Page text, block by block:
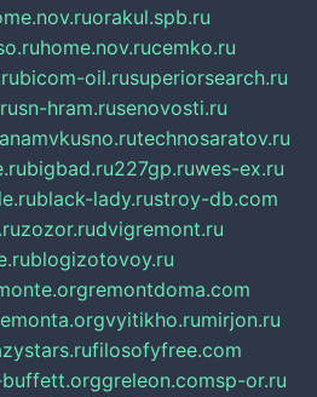
orakul.spb.ru
home.nov.rucemko.ru
bicom-oil.rusuperiorsearch.ru
sn-hram.rusenovosti.ru
anamvkusno.rutechnosaratov.ru
bigbad.ru227gp.ruwes-ex.ru
black-lady.rustroy-db.com
zozor.rudvigremont.ru
blogizotovoy.ru
remontdoma.com
vyitikho.rumirjon.ru
filosofyfree.com
greleon.comsp-or.ru